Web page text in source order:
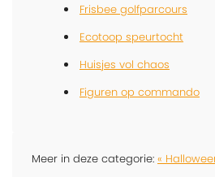
Frisbee golfparcours
Ecotoop speurtocht
Huisjes vol chaos
Figuren op commando
Meer in deze categorie: «